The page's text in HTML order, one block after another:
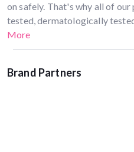
on safely. That's why all of
tested, dermatologically
More
Brand Partners